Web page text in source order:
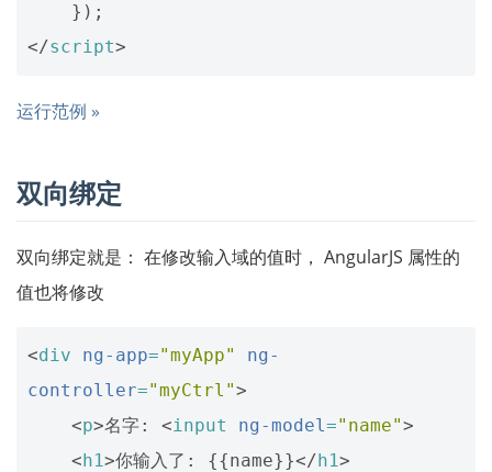
});
</script>
运行范例 »
双向绑定
双向绑定就是： 在修改输入域的值时， AngularJS 属性的
值也将修改
<div ng-app="myApp"
ng-
controller="myCtrl">
<p>名字: <input ng-model="name">
<h1>你输入了: {{name}}</h1>